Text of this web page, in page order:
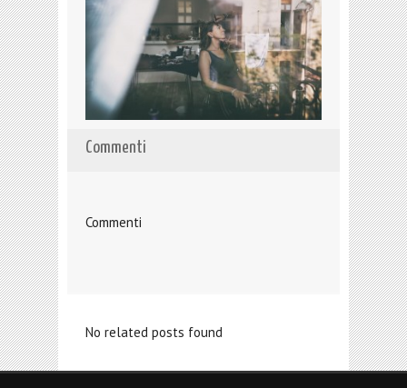
Commenti
Commenti
No related posts found